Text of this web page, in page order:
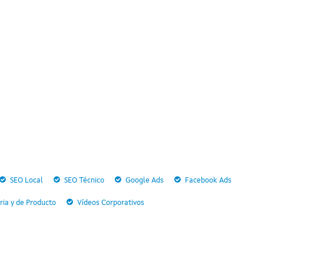
SEO Local SEO Técnico Google Ads Facebook Ads
y de Producto Vídeos Corporativos